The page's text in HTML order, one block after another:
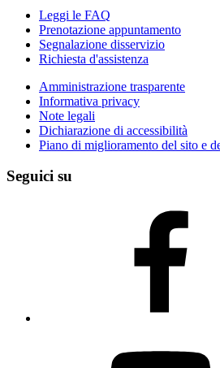
Leggi le FAQ
Prenotazione appuntamento
Segnalazione disservizio
Richiesta d'assistenza
Amministrazione trasparente
Informativa privacy
Note legali
Dichiarazione di accessibilità
Piano di miglioramento del sito e
Seguici su